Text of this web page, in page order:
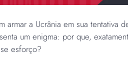
armar a Ucrânia em sua tentativa
um enigma: por que,
esforço?